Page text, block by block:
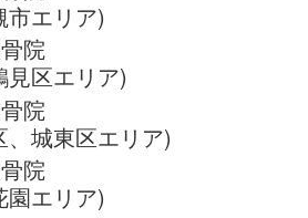
市エリア)
院
見区エリア)
院
、城東区エリア)
院
園エリア)